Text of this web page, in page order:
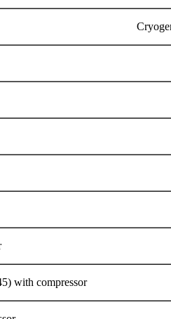
with compressor